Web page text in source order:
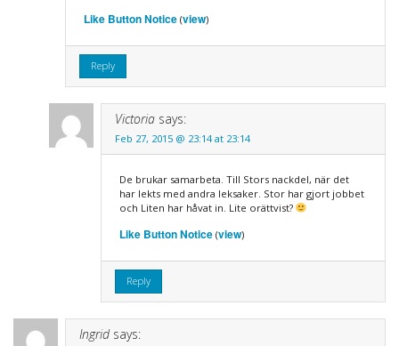
Like Button Notice(view)
Reply
Victoria says:
Feb 27, 2015 @ 23:14 at 23:14
De brukar samarbeta. Till Stors nackdel, när det
har lekts med andra leksaker. Stor har gjort jobbet
och Liten har håvat in. Lite orättvist?
Like Button Notice(view)
Reply
Ingrid says: